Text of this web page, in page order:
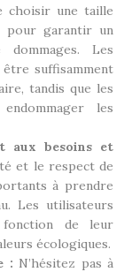
choisir une taille
pour garantir un
Les
suffisamment
tandis que les
les
aux besoins et
et le respect de
à prendre
Les utilisateurs
de leur
écologiques.
: N’hésitez pas à